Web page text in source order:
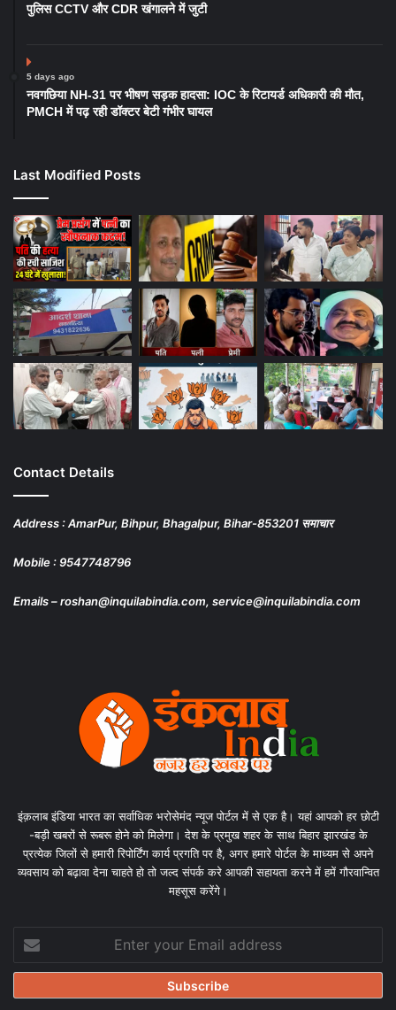
पुलिस CCTV और CDR खंगालने में जुटी
5 days ago
नवगछिया NH-31 पर भीषण सड़क हादसा: IOC के रिटायर्ड अधिकारी की मौत,
PMCH में पढ़ रही डॉक्टर बेटी गंभीर घायल
Last Modified Posts
Contact Details
Address : AmarPur, Bihpur, Bhagalpur, Bihar-853201 समाचार
Mobile : 9547748796
Emails – roshan@inquilabindia.com, service@inquilabindia.com
इंक़लाब इंडिया भारत का सर्वाधिक भरोसेमंद न्यूज पोर्टल में से एक है। यहां आपको हर छोटी
-बड़ी खबरों से रूबरू होने को मिलेगा। देश के प्रमुख शहर के साथ बिहार झारखंड के
प्रत्येक जिलों से हमारी रिपोर्टिंग कार्य प्रगति पर है, अगर हमारे पोर्टल के माध्यम से अपने
व्यवसाय को बढ़ावा देना चाहते हो तो जल्द संपर्क करे आपकी सहायता करने में हमें गौरवान्वित
महसूस करेंगे।
your
Email